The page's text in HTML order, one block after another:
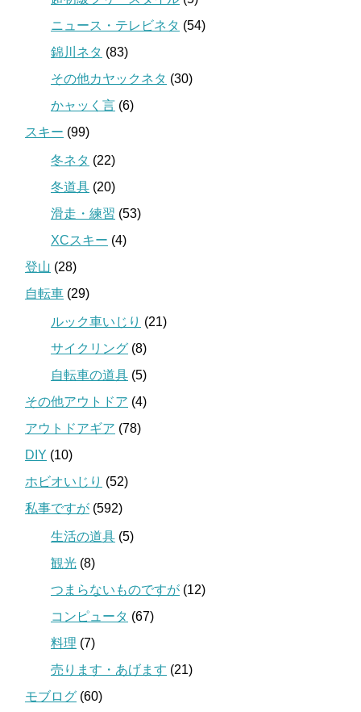
ニュース・テレビネタ (54)
錦川ネタ (83)
その他カヤックネタ (30)
かャッく言 (6)
スキー (99)
冬ネタ (22)
冬道具 (20)
滑走・練習 (53)
XCスキー (4)
登山 (28)
自転車 (29)
ルック車いじり (21)
サイクリング (8)
自転車の道具 (5)
その他アウトドア (4)
アウトドアギア (78)
DIY (10)
ホビオいじり (52)
私事ですが (592)
生活の道具 (5)
観光 (8)
つまらないものですが (12)
コンピュータ (67)
料理 (7)
売ります・あげます (21)
モブログ (60)